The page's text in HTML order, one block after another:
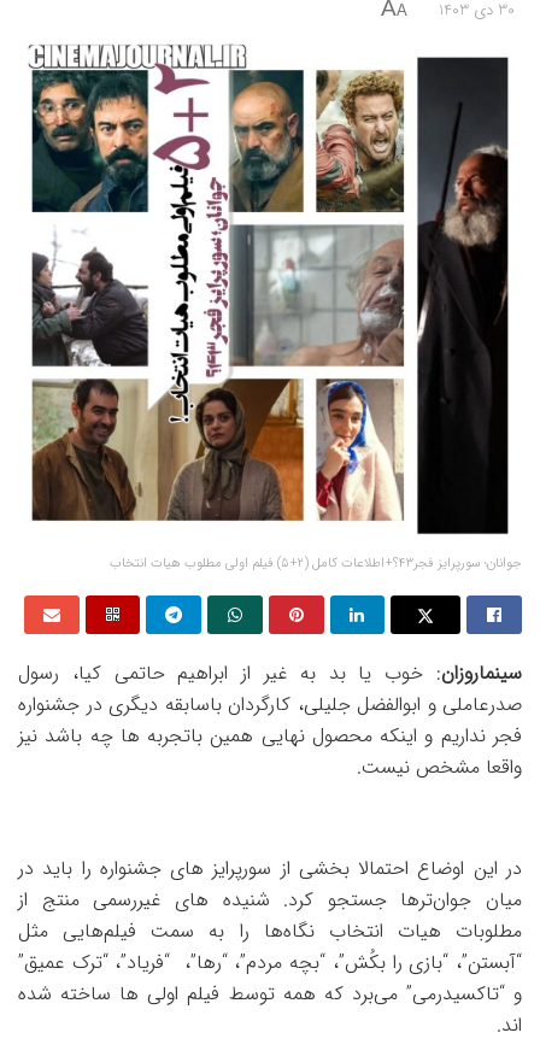
30 دی 1403 A
A
جوانان؛ سورپرایز فجر۴۳؟+اطلاعات کامل (۲+۵) فیلم اولی مطلوب هیات انتخاب
سینماروزان: خوب یا بد به غیر از ابراهیم حاتمی کیا، رسول
صدرعاملی و ابوالفضل جلیلی، کارگردان باسابقه دیگری در جشنواره
فجر نداریم و اینکه محصول نهایی همین باتجربه ها چه باشد نیز
واقعا مشخص نیست.
در این اوضاع احتمالا بخشی از سورپرایز های جشنواره را باید در
میان جوان‌ترها جستجو کرد. شنیده های غیررسمی منتج از
مطلوبات هیات انتخاب نگاه‌ها را به سمت فیلم‌هایی مثل
“آبستن”، “بازی را بکُش”، “بچه مردم”، “رها”، “فریاد”، “ترک عمیق”
و “تاکسیدرمی” می‌برد که همه توسط فیلم اولی ها ساخته شده
اند.